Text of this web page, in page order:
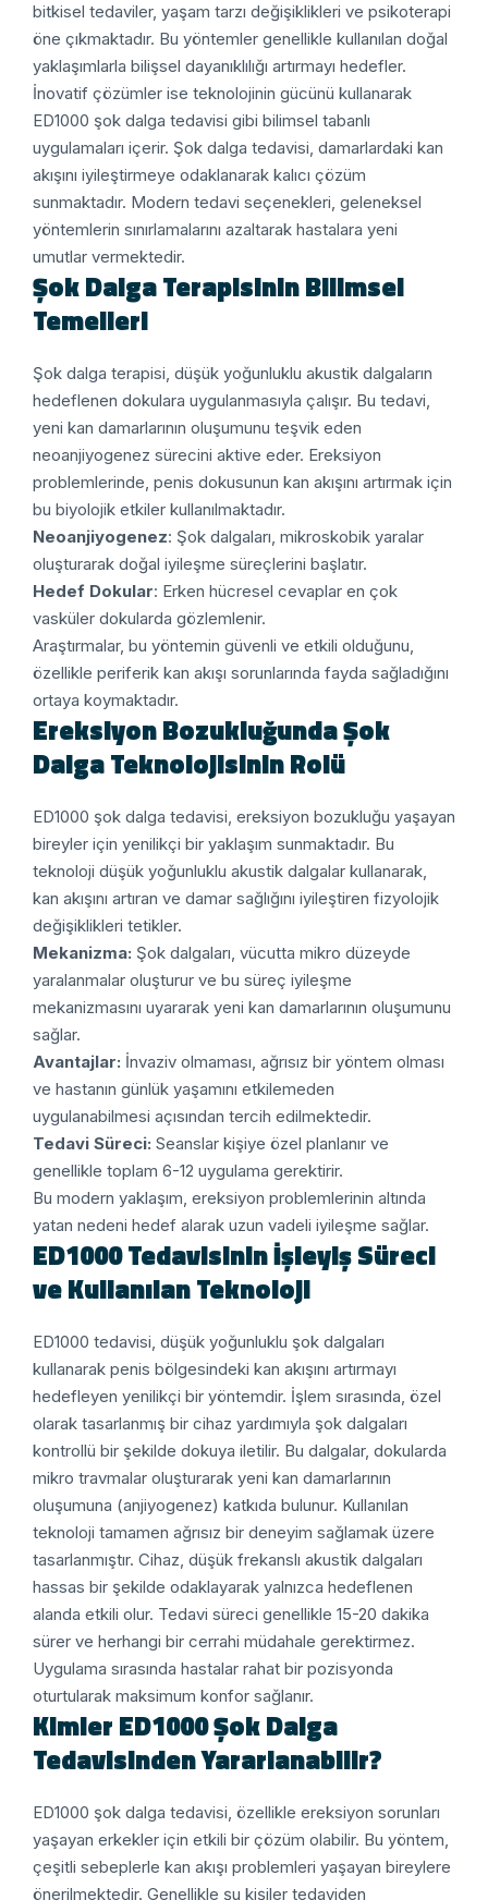
bitkisel tedaviler, yaşam tarzı değişiklikleri ve psikoterapi
öne çıkmaktadır. Bu yöntemler genellikle kullanılan doğal
yaklaşımlarla bilişsel dayanıklılığı artırmayı hedefler.
İnovatif çözümler ise teknolojinin gücünü kullanarak
ED1000 şok dalga tedavisi gibi bilimsel tabanlı
uygulamaları içerir. Şok dalga tedavisi, damarlardaki kan
akışını iyileştirmeye odaklanarak kalıcı çözüm
sunmaktadır. Modern tedavi seçenekleri, geleneksel
yöntemlerin sınırlamalarını azaltarak hastalara yeni
umutlar vermektedir.
Şok Dalga Terapisinin Bilimsel
Temelleri
Şok dalga terapisi, düşük yoğunluklu akustik dalgaların
hedeflenen dokulara uygulanmasıyla çalışır. Bu tedavi,
yeni kan damarlarının oluşumunu teşvik eden
neoanjiyogenez sürecini aktive eder. Ereksiyon
problemlerinde, penis dokusunun kan akışını artırmak için
bu biyolojik etkiler kullanılmaktadır.
Neoanjiyogenez: Şok dalgaları, mikroskobik yaralar
oluşturarak doğal iyileşme süreçlerini başlatır.
Hedef Dokular: Erken hücresel cevaplar en çok
vasküler dokularda gözlemlenir.
Araştırmalar, bu yöntemin güvenli ve etkili olduğunu,
özellikle periferik kan akışı sorunlarında fayda sağladığını
ortaya koymaktadır.
Ereksiyon Bozukluğunda Şok
Dalga Teknolojisinin Rolü
ED1000 şok dalga tedavisi, ereksiyon bozukluğu yaşayan
bireyler için yenilikçi bir yaklaşım sunmaktadır. Bu
teknoloji düşük yoğunluklu akustik dalgalar kullanarak,
kan akışını artıran ve damar sağlığını iyileştiren fizyolojik
değişiklikleri tetikler.
Mekanizma: Şok dalgaları, vücutta mikro düzeyde
yaralanmalar oluşturur ve bu süreç iyileşme
mekanizmasını uyararak yeni kan damarlarının oluşumunu
sağlar.
Avantajlar: İnvaziv olmaması, ağrısız bir yöntem olması
ve hastanın günlük yaşamını etkilemeden
uygulanabilmesi açısından tercih edilmektedir.
Tedavi Süreci: Seanslar kişiye özel planlanır ve
genellikle toplam 6-12 uygulama gerektirir.
Bu modern yaklaşım, ereksiyon problemlerinin altında
yatan nedeni hedef alarak uzun vadeli iyileşme sağlar.
ED1000 Tedavisinin İşleyiş Süreci
ve Kullanılan Teknoloji
ED1000 tedavisi, düşük yoğunluklu şok dalgaları
kullanarak penis bölgesindeki kan akışını artırmayı
hedefleyen yenilikçi bir yöntemdir. İşlem sırasında, özel
olarak tasarlanmış bir cihaz yardımıyla şok dalgaları
kontrollü bir şekilde dokuya iletilir. Bu dalgalar, dokularda
mikro travmalar oluşturarak yeni kan damarlarının
oluşumuna (anjiyogenez) katkıda bulunur. Kullanılan
teknoloji tamamen ağrısız bir deneyim sağlamak üzere
tasarlanmıştır. Cihaz, düşük frekanslı akustik dalgaları
hassas bir şekilde odaklayarak yalnızca hedeflenen
alanda etkili olur. Tedavi süreci genellikle 15-20 dakika
sürer ve herhangi bir cerrahi müdahale gerektirmez.
Uygulama sırasında hastalar rahat bir pozisyonda
oturtularak maksimum konfor sağlanır.
Kimler ED1000 Şok Dalga
Tedavisinden Yararlanabilir?
ED1000 şok dalga tedavisi, özellikle ereksiyon sorunları
yaşayan erkekler için etkili bir çözüm olabilir. Bu yöntem,
çeşitli sebeplerle kan akışı problemleri yaşayan bireylere
önerilmektedir. Genellikle şu kişiler tedaviden